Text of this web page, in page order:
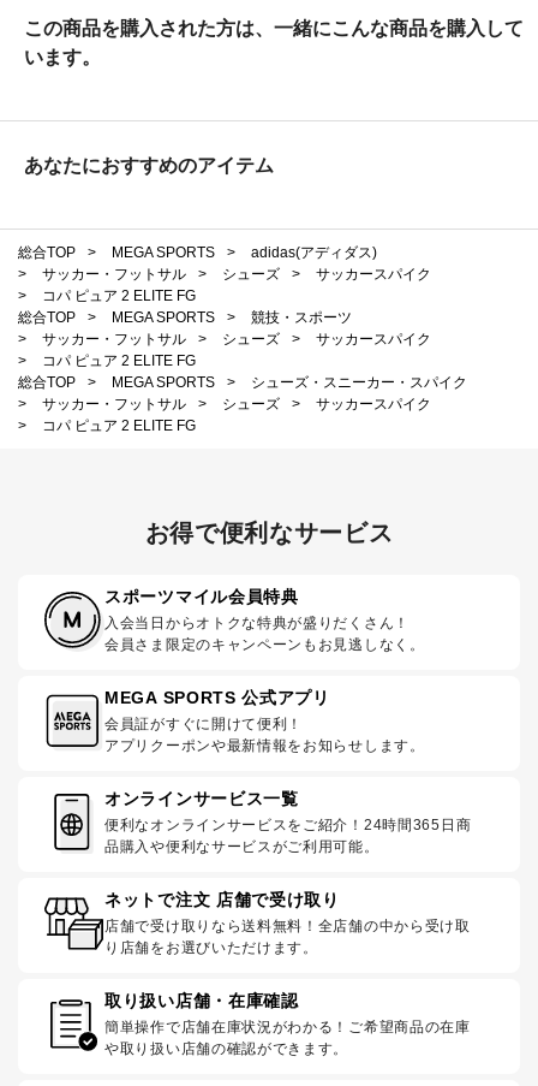
この商品を購入された方は、一緒にこんな商品を購入して
います。
あなたにおすすめのアイテム
総合TOP > MEGA SPORTS >
adidas(アディダス)
>
サッカー・フットサル > シューズ >
サッカースパイク
>
コパ ピュア 2 ELITE FG
総合TOP
> MEGA SPORTS >
競技・スポーツ
>
サッカー・フットサル > シューズ >
サッカースパイク
>
コパ ピュア 2 ELITE FG
総合TOP
> MEGA SPORTS >
シューズ・スニーカー・スパイク
>
サッカー・フットサル > シューズ >
サッカースパイク
>
コパ ピュア 2 ELITE FG
お得で便利なサービス
スポーツマイル会員特典
入会当日からオトクな特典が盛りだくさん！
会員さま限定のキャンペーンもお見逃しなく。
MEGA SPORTS 公式アプリ
会員証がすぐに開けて便利！
アプリクーポンや最新情報をお知らせします。
オンラインサービス一覧
便利なオンラインサービスをご紹介！24時間365日商
品購入や便利なサービスがご利用可能。
ネットで注文 店舗で受け取り
店舗で受け取りなら送料無料！全店舗の中から受け取
り店舗をお選びいただけます。
取り扱い店舗・在庫確認
簡単操作で店舗在庫状況がわかる！ご希望商品の在庫
や取り扱い店舗の確認ができます。